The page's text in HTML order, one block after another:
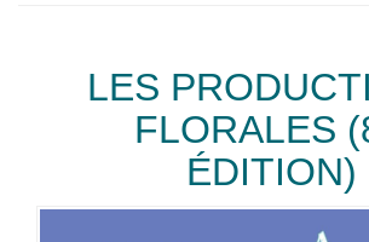
LES
FLORALES
ÉDITION)